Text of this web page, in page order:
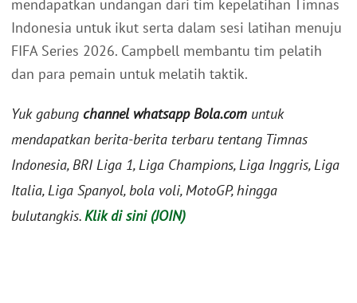
mendapatkan undangan dari tim kepelatihan Timnas
Indonesia untuk ikut serta dalam sesi latihan menuju
FIFA Series 2026. Campbell membantu tim pelatih
dan para pemain untuk melatih taktik.
Yuk gabung channel whatsapp Bola.com untuk
mendapatkan berita-berita terbaru tentang Timnas
Indonesia, BRI Liga 1, Liga Champions, Liga Inggris, Liga
Italia, Liga Spanyol, bola voli, MotoGP, hingga
bulutangkis.Klik di sini (JOIN)